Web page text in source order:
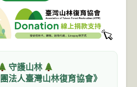
守護山林
法人臺灣山林復育協會》